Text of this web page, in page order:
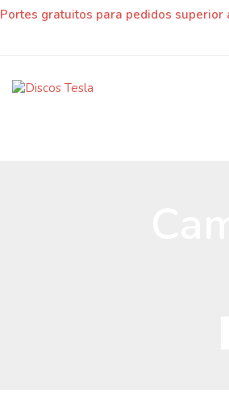
Portes gratuitos para pedidos superior